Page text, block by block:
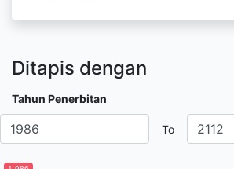
Ditapis dengan
Tahun Penerbitan
To